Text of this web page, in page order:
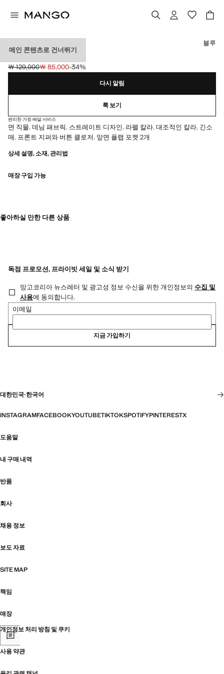
메인 콘텐츠로 건너뛰기
왁스드 이펙트 파카
초기 가격 취소선 [￦ 129,000 ]
￦ 129,000
현재 가격 [￦ 85,000 ]
￦ 85,000-34%
색상을 선택하세요
블루
다시 알림
룩 보기
편리한 가정 배달 서비스
면 직물. 데님 패브릭. 스트레이트 디자인. 라펠 칼라. 대조적인 칼라. 긴소
매. 프론트 지퍼와 버튼 클로저. 앞면 플랩 포켓 2개
상세 설명, 소재, 관리법
매장 구입 가능
좋아하실 만한 다른 상품
독점 프로모션, 프라이빗 세일 및 소식 받기
망고코리아 뉴스레터 및 광고성 정보 수신을 위한 개인정보의 수집 및
사용에 동의합니다.
이메일
지금 가입하기
대한민국·한국어
INSTAGRAMFACEBOOKYOUTUBETIKTOKSPOTIFYPINTERESTX
도움말
내 구매 내역
반품
회사
채용 정보
보도 자료
SITE MAP
책임
매장
개인정보 처리 방침 및 쿠키
사용 약관